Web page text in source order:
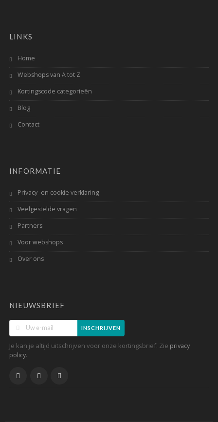
LINKS
Home
Webshops van A tot Z
Kortingscode categorieën
Blog
Contact
INFORMATIE
Privacy- en cookie verklaring
Veelgestelde vragen
Partners
Voor webshops
Over ons
NIEUWSBRIEF
INSCHRIJVEN
Je kan je altijd uitschrijven voor onze kortingsbrief. Zie privacy
policy.